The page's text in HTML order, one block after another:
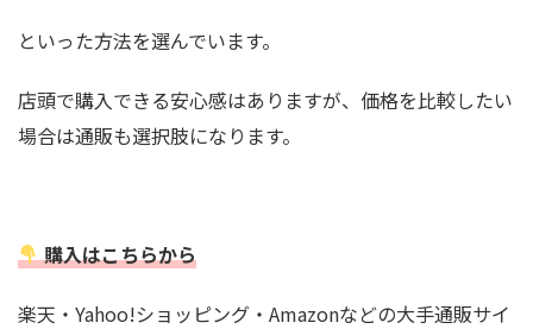
といった方法を選んでいます。
店頭で購入できる安心感はありますが、価格を比較したい
場合は通販も選択肢になります。
購入はこちらから
楽天・Yahoo!ショッピング・Amazonなどの大手通販サイ